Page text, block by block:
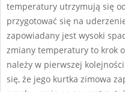
temperatury utrzymują się
przygotować się na
zapowiadany jest wysoki
zmiany temperatury to krok
należy w pierwszej
się, że jego kurtka zimowa